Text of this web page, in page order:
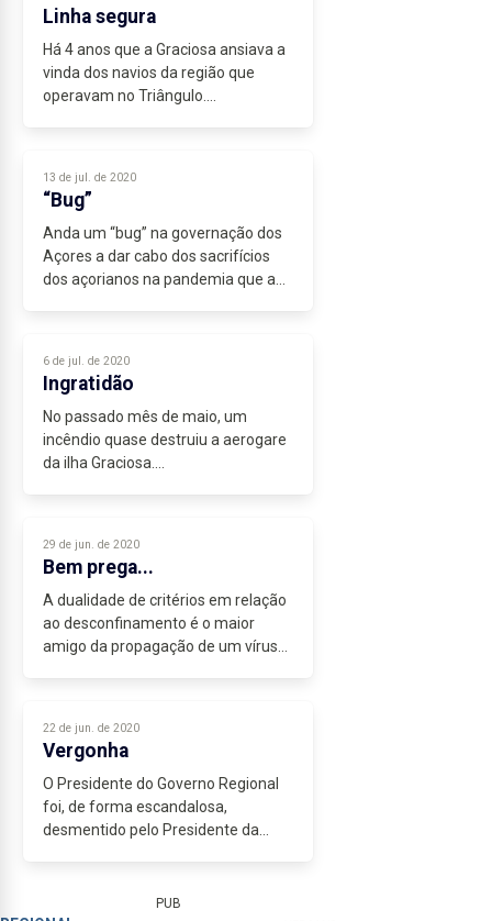
organizam...
Linha segura
Há 4 anos que a Graciosa ansiava a
vinda dos navios da região que
operavam no Triângulo.
Neste verão atípico...
13 de jul. de 2020
“Bug”
Anda um “bug” na governação dos
Açores a dar cabo dos sacrifícios
dos açorianos na pandemia que a
vir aos Açores e que,...
6 de jul. de 2020
Ingratidão
No passado mês de maio, um
incêndio quase destruiu a aerogare
da ilha Graciosa.
e as consequências...
29 de jun. de 2020
Bem prega...
A dualidade de critérios em relação
ao desconfinamento é o maior
amigo da propagação de um vírus
um mês de estado...
22 de jun. de 2020
Vergonha
O Presidente do Governo Regional
foi, de forma escandalosa,
desmentido pelo Presidente da
A informação passou quase
PUB